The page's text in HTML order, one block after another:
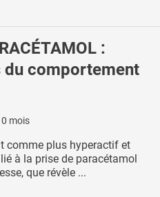
:
du comportement
mois
comme plus hyperactif et
à la prise de paracétamol
que révèle ...